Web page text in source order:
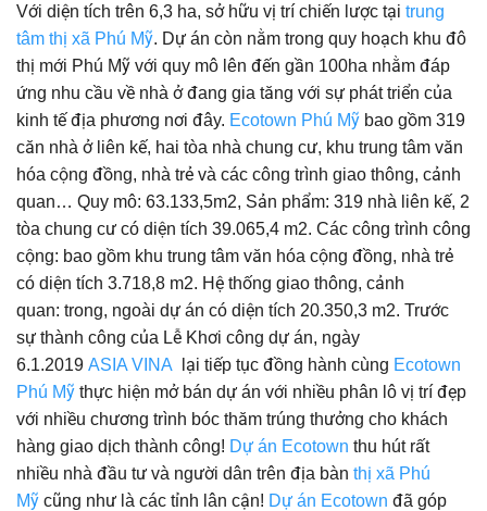
Với diện tích trên 6,3 ha, sở hữu vị trí chiến lược tại trung
tâm thị xã Phú Mỹ. Dự án còn nằm trong quy hoạch khu đô
thị mới Phú Mỹ với quy mô lên đến gần 100ha nhằm đáp
ứng nhu cầu về nhà ở đang gia tăng với sự phát triển của
kinh tế địa phương nơi đây. Ecotown Phú Mỹ bao gồm 319
căn nhà ở liên kế, hai tòa nhà chung cư, khu trung tâm văn
hóa cộng đồng, nhà trẻ và các công trình giao thông, cảnh
quan… Quy mô: 63.133,5m2, Sản phẩm: 319 nhà liên kế, 2
tòa chung cư có diện tích 39.065,4 m2. Các công trình công
cộng: bao gồm khu trung tâm văn hóa cộng đồng, nhà trẻ
có diện tích 3.718,8 m2. Hệ thống giao thông, cảnh
quan: trong, ngoài dự án có diện tích 20.350,3 m2. Trước
sự thành công của Lễ Khơi công dự án, ngày
6.1.2019 ASIA VINA lại tiếp tục đồng hành cùng Ecotown
Phú Mỹ thực hiện mở bán dự án với nhiều phân lô vị trí đẹp
với nhiều chương trình bóc thăm trúng thưởng cho khách
hàng giao dịch thành công! Dự án Ecotown thu hút rất
nhiều nhà đầu tư và người dân trên địa bàn thị xã Phú
Mỹ cũng như là các tỉnh lân cận! Dự án Ecotown đã góp